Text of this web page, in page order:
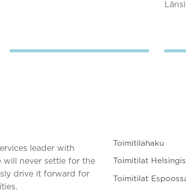
leader with
never settle for the
drive it forward for
Toimitilahaku
Toimitilat
Toimitilat